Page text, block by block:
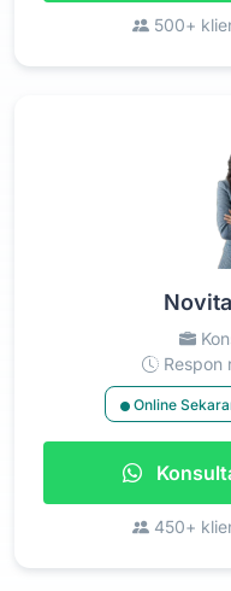
500+
Respon
Online
450+